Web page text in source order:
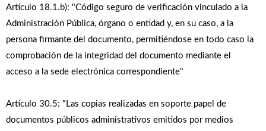
Artículo 18.1.b): "Código seguro de verificación vinculado a la
Administración Pública, órgano o entidad y, en su caso, a la
persona firmante del documento, permitiéndose en todo caso la
comprobación de la integridad del documento mediante el
acceso a la sede electrónica correspondiente"
Artículo 30.5: "Las copias realizadas en soporte papel de
documentos públicos administrativos emitidos por medios